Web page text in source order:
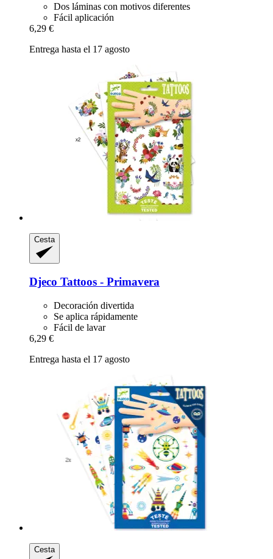
Dos láminas con motivos diferentes
Fácil aplicación
6,29 €
Entrega hasta el 17 agosto
Cesta
Djeco Tattoos -​ Primavera
Decoración divertida
Se aplica rápidamente
Fácil de lavar
6,29 €
Entrega hasta el 17 agosto
Cesta